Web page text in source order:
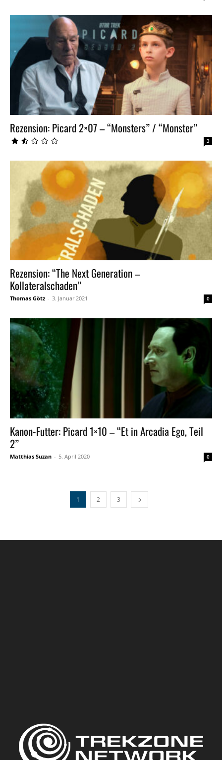
Rezension: Picard 2×07 – “Monsters” / “Monster”
3
Rezension: “The Next Generation –
Kollateralschaden”
Thomas Götz - 3. Januar 2021 0
Kanon-Futter: Picard 1×10 – “Et in Arcadia Ego, Teil
2”
Matthias Suzan - 5. April 2020 0
1 2 3